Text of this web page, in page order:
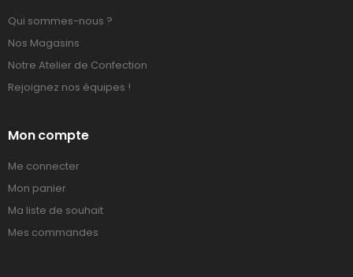
Qui sommes-nous ?
Nos Magasins
Notre Atelier de Confection
Rejoignez nos équipes !
Mon compte
Me connecter
Mon panier
Ma liste de souhait
Mes commandes